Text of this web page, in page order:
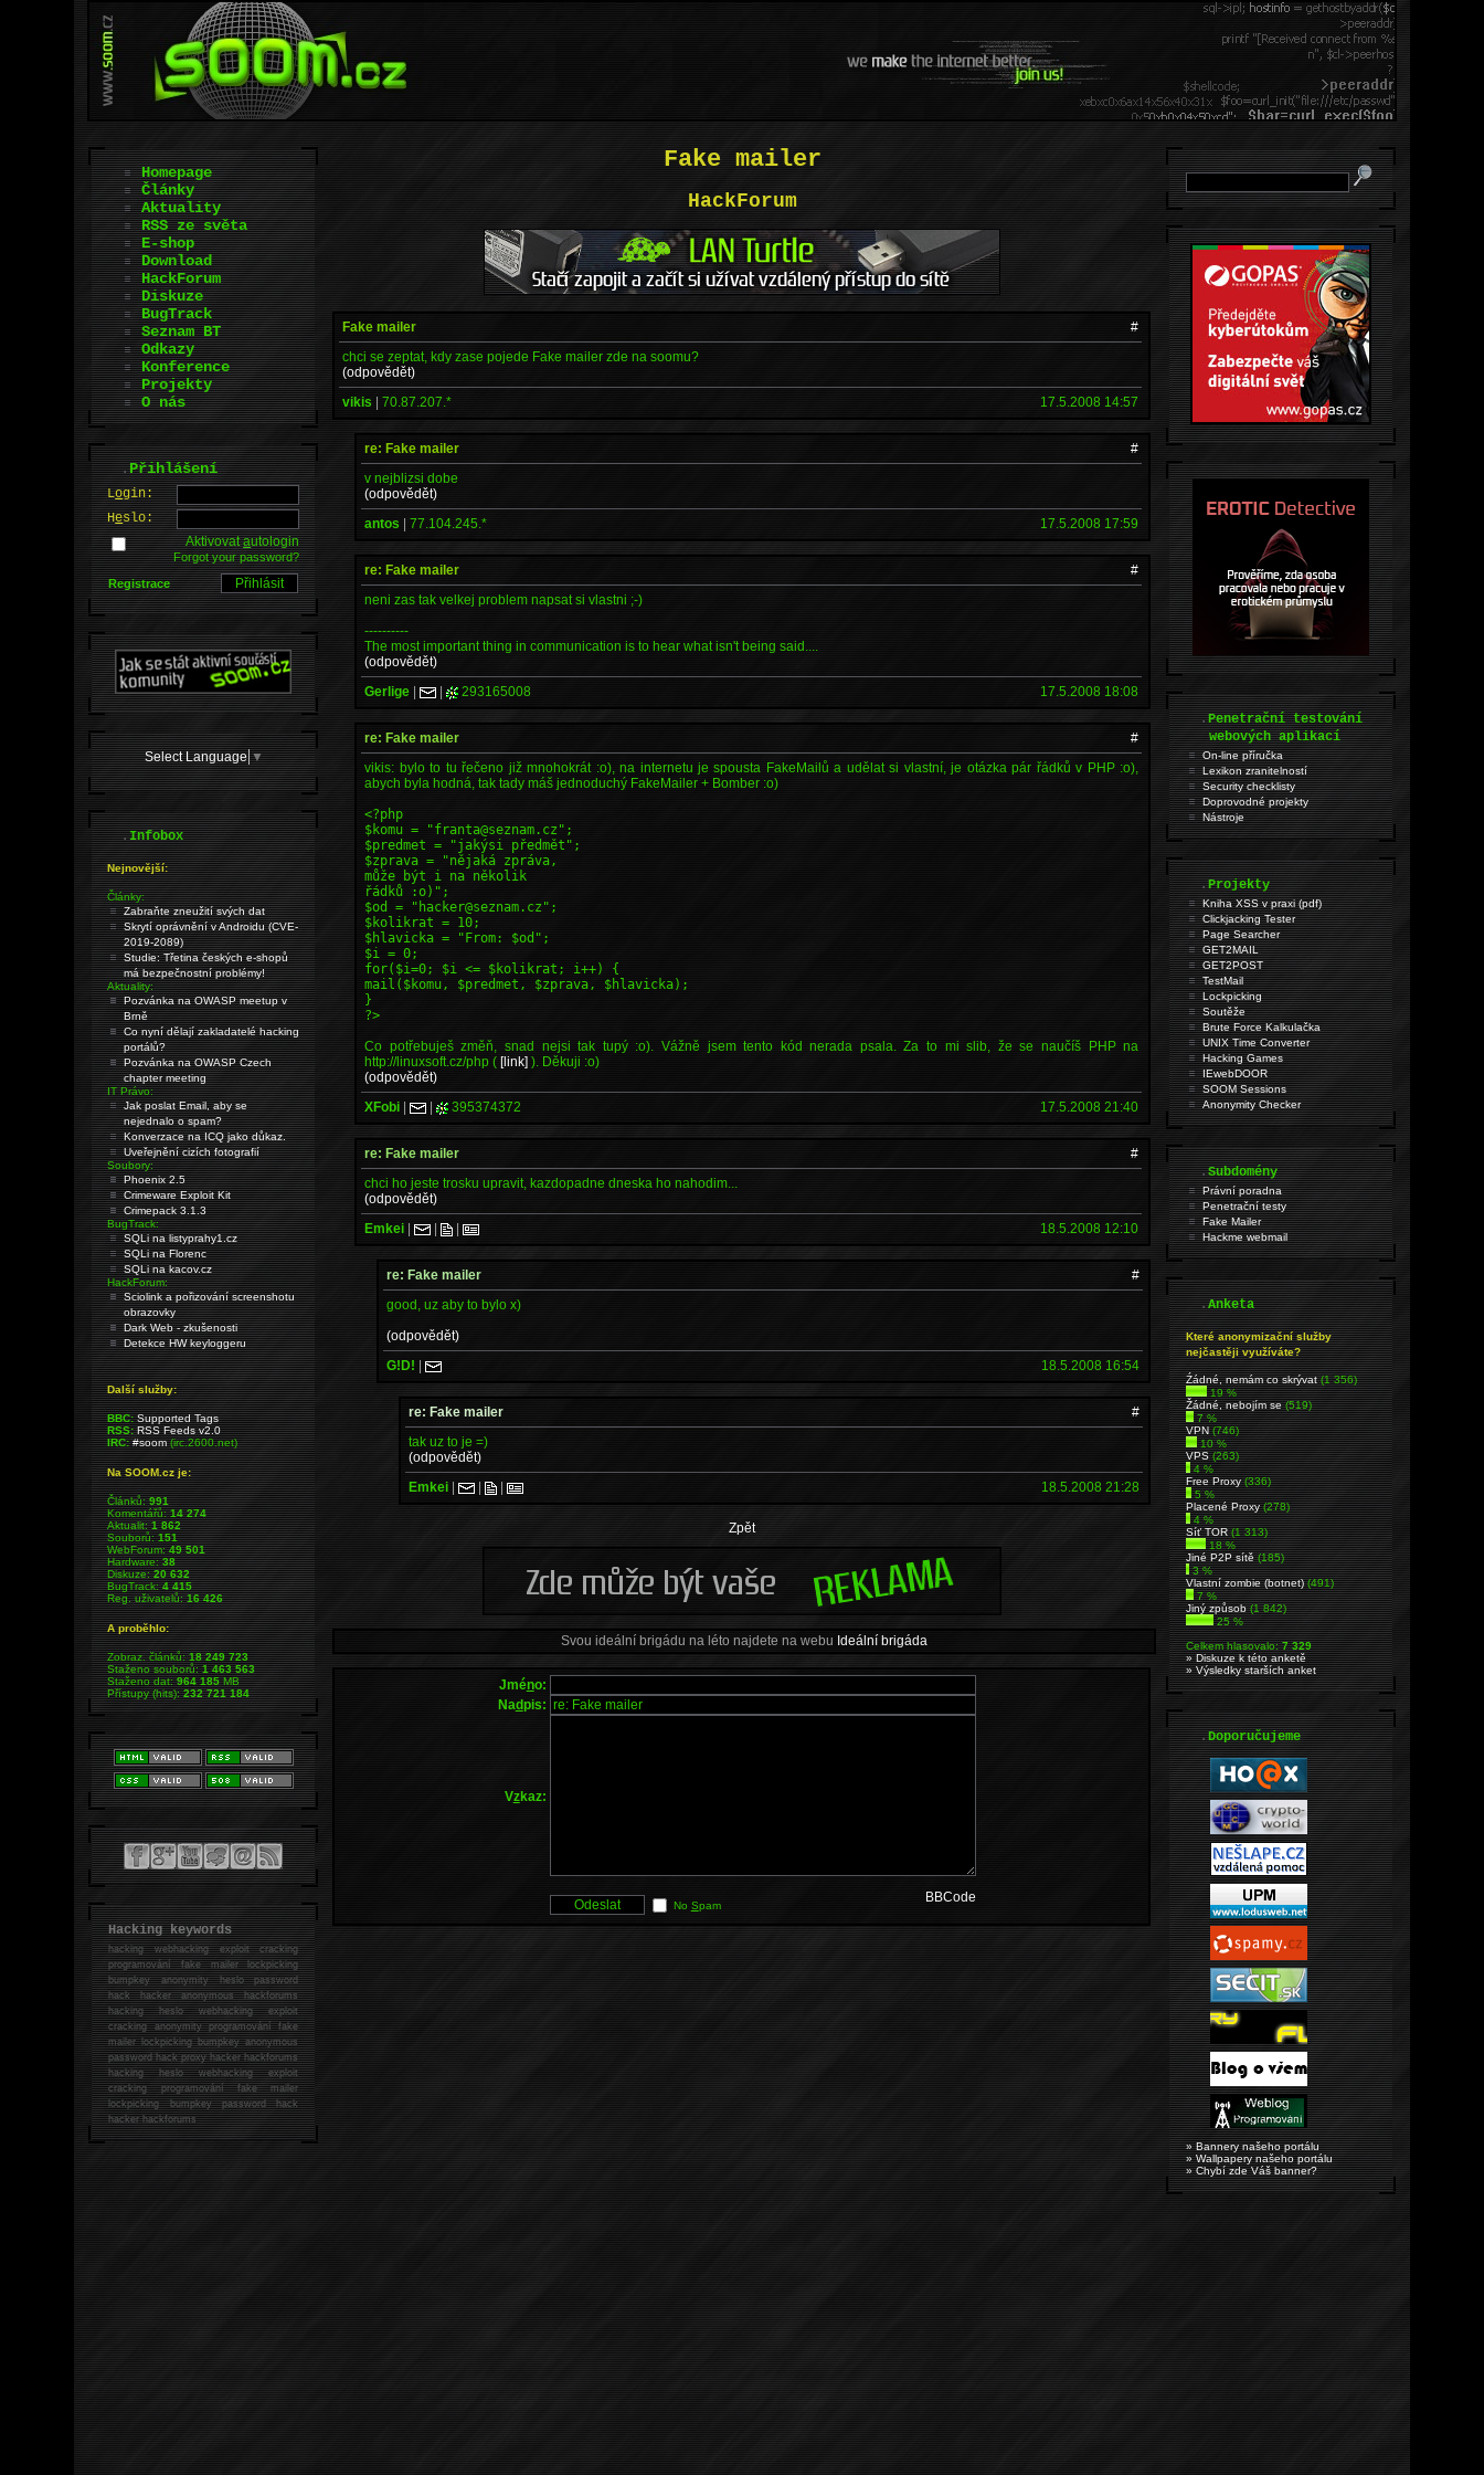
Fake mailer
HackForum
Fake mailer
#
chci se zeptat, kdy zase pojede Fake mailer zde na soomu?
(odpovědět)
vikis |70.87.207.* 17.5.2008 14:57
re: Fake mailer
#
v nejblizsi dobe
(odpovědět)
antos |77.104.245.* 17.5.2008 17:59
re: Fake mailer
#
neni zas tak velkej problem napsat si vlastni ;-)
----------
The most important thing in communication is to hear what isn't being said....
(odpovědět)
Gerlige | | 293165008 17.5.2008 18:08
re: Fake mailer
#
vikis: bylo to tu řečeno již mnohokrát :o), na internetu je spousta FakeMailů a udělat si vlastní, je otázka pár řádků v PHP :o),
abych byla hodná, tak tady máš jednoduchý FakeMailer + Bomber :o)
<?php
$komu = "franta@seznam.cz";
$predmet = "jakýsi předmět";
$zprava = "nějaká zpráva,
může být i na několik
řádků :o)";
$od = "hacker@seznam.cz";
$kolikrat = 10;
$hlavicka = "From: $od";
$i = 0;
for($i=0; $i <= $kolikrat; i++) {
mail($komu, $predmet, $zprava, $hlavicka);
}
?>
Co potřebuješ změň, snad nejsi tak tupý :o). Vážně jsem tento kód nerada psala. Za to mi slib, že se naučíš PHP na
http://linuxsoft.cz/php ([link] ). Děkuji :o)
(odpovědět)
XFobi | | 395374372 17.5.2008 21:40
re: Fake mailer
#
chci ho jeste trosku upravit, kazdopadne dneska ho nahodim...
(odpovědět)
Emkei | | | 18.5.2008 12:10
re: Fake mailer
#
good, uz aby to bylo x)
(odpovědět)
G!D! | 18.5.2008 16:54
re: Fake mailer
#
tak uz to je =)
(odpovědět)
Emkei | | | 18.5.2008 21:28
Zpět
Svou ideální brigádu na léto najdete na webu Ideální brigáda
Jméno:
Nadpis:
Vzkaz:
No Spam
BBCode
Homepage
Články
Aktuality
RSS ze světa
E-shop
Download
HackForum
Diskuze
BugTrack
Seznam BT
Odkazy
Konference
Projekty
O nás
.Přihlášení
Login:
Heslo:
Aktivovatautologin
Forgot your password?
Registrace
Select Language ▼
.Infobox
Nejnovější:
Články:
Zabraňte zneužití svých dat
Skrytí oprávnění v Androidu (CVE-
2019-2089)
Studie: Třetina českých e-shopů
má bezpečnostní problémy!
Aktuality:
Pozvánka na OWASP meetup v
Brně
Co nyní dělají zakladatelé hacking
portálů?
Pozvánka na OWASP Czech
chapter meeting
IT Právo:
Jak poslat Email, aby se
nejednalo o spam?
Konverzace na ICQ jako důkaz.
Uveřejnění cizích fotografií
Soubory:
Phoenix 2.5
Crimeware Exploit Kit
Crimepack 3.1.3
BugTrack:
SQLi na listyprahy1.cz
SQLi na Florenc
SQLi na kacov.cz
HackForum:
Sciolink a pořizování screenshotu
obrazovky
Dark Web - zkušenosti
Detekce HW keyloggeru
Další služby:
BBC: Supported Tags
RSS: RSS Feeds v2.0
IRC: #soom(irc.2600.net)
Na SOOM.cz je:
Článků:991
Komentářů:14 274
Aktualit:1 862
Souborů:151
WebForum:49 501
Hardware:38
Diskuze:20 632
BugTrack:4 415
Reg. uživatelů:16 426
A proběhlo:
Zobraz. článků:18 249 723
Staženo souborů:1 463 563
Staženo dat:964 185MB
Přístupy (hits):232 721 184
Hacking keywords
hackingwebhacking exploit cracking
programování fake mailer lockpicking
bumpkey anonymity heslo password
hackhacker anonymous hackforums
hackingheslo webhacking exploit
cracking anonymity programování fake
mailer lockpicking bumpkey anonymous
password hack proxy hacker hackforums
hacking heslo webhacking exploit
cracking programování fake mailer
lockpicking bumpkey password hack
hackerhackforums
.Penetrační testování
webových aplikací
On-line příručka
Lexikon zranitelností
Security checklisty
Doprovodné projekty
Nástroje
.Projekty
Kniha XSS v praxi (pdf)
Clickjacking Tester
Page Searcher
GET2MAIL
GET2POST
TestMail
Lockpicking
Soutěže
Brute Force Kalkulačka
UNIX Time Converter
Hacking Games
IEwebDOOR
SOOM Sessions
Anonymity Checker
.Subdomény
Právní poradna
Penetrační testy
Fake Mailer
Hackme webmail
.Anketa
Které anonymizační služby
nejčastěji využíváte?
Źádné, nemám co skrývat(1 356)
19 %
Žádné, nebojím se(519)
7 %
VPN(746)
10 %
VPS(263)
4 %
Free Proxy(336)
5 %
Placené Proxy(278)
4 %
Síť TOR(1 313)
18 %
Jiné P2P sítě(185)
3 %
Vlastní zombie (botnet)(491)
7 %
Jiný způsob(1 842)
25 %
Celkem hlasovalo:7 329
» Diskuze k této anketě
» Výsledky starších anket
.Doporučujeme
» Bannery našeho portálu
» Wallpapery našeho portálu
» Chybí zde Váš banner?